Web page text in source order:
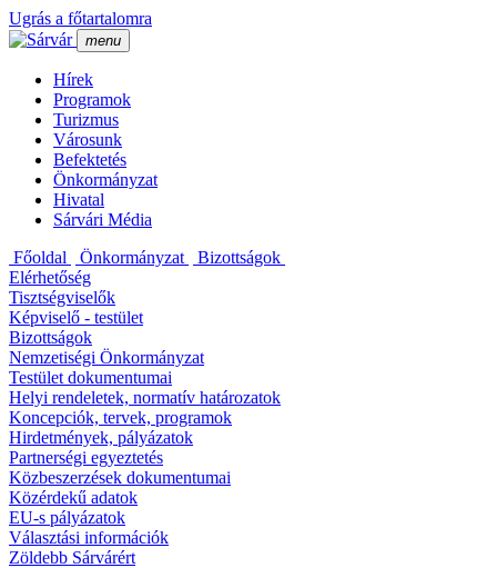
Ugrás a főtartalomra
menu
Hí­rek
Programok
Turizmus
Városunk
Befektetés
Önkormányzat
Hivatal
Sárvári Média
Főoldal
Önkormányzat
Bizottságok
Elérhetőség
Tisztségviselők
Képviselő - testület
Bizottságok
Nemzetiségi Önkormányzat
Testület dokumentumai
Helyi rendeletek, normatí­v határozatok
Koncepciók, tervek, programok
Hirdetmények, pályázatok
Partnerségi egyeztetés
Közbeszerzések dokumentumai
Közérdekű adatok
EU-s pályázatok
Választási információk
Zöldebb Sárvárért